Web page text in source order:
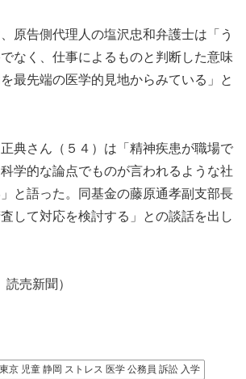
原告側代理人の塩沢忠和弁護士は「う
なく、仕事によるものと判断した意味
最先端の医学的見地からみている」と
典さん（５４）は「精神疾患が職場で
学的な論点でものが言われるような社
と語った。同基金の藤原通孝副支部長
して対応を検討する」との談話を出し
読売新聞）
京 児童 静岡 ストレス 医学 公務員 訴訟 入学